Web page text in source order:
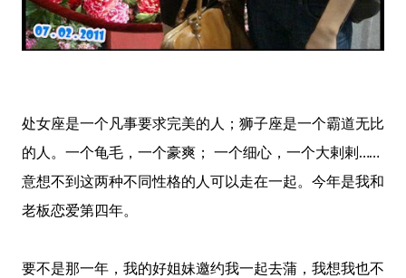
处女座是一个凡事要求完美的人；狮子座是一个霸道无比
的人。一个龟毛，一个豪爽； 一个细心，一个大剌剌……
意想不到这两种不同性格的人可以走在一起。今年是我和
老板恋爱第四年。
要不是那一年，我的好姐妹邀约我一起去蒲，我想我也不